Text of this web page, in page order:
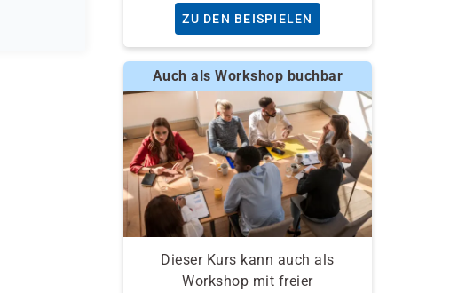
ZU DEN BEISPIELEN
Auch als Workshop buchbar
Dieser Kurs kann auch als
Workshop mit freier